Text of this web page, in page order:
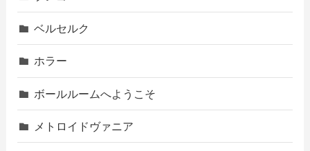
ベルセルク
ホラー
ボールルームへようこそ
メトロイドヴァニア